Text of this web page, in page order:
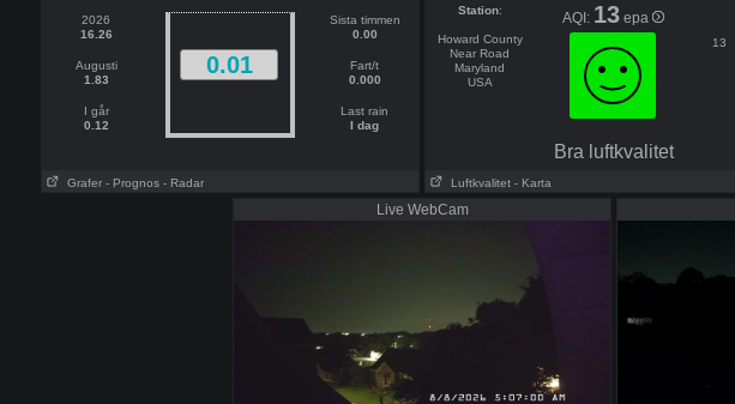
2026
16.26
Augusti
1.83
I går
0.12
0.01
Sista timmen
0.00
Fart/t
0.000
Last rain
I dag
Grafer - Prognos - Radar
Station:
Howard County
Near Road
Maryland
USA
AQI: 13 epa
13
Bra luftkvalitet
Luftkvalitet - Karta
Live WebCam